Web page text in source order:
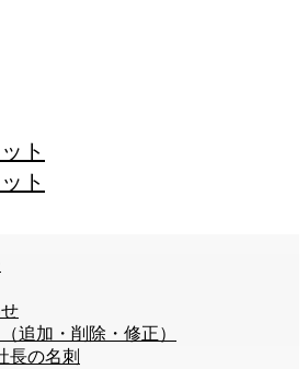
ト
ト
追加・削除・修正）
長の名刺